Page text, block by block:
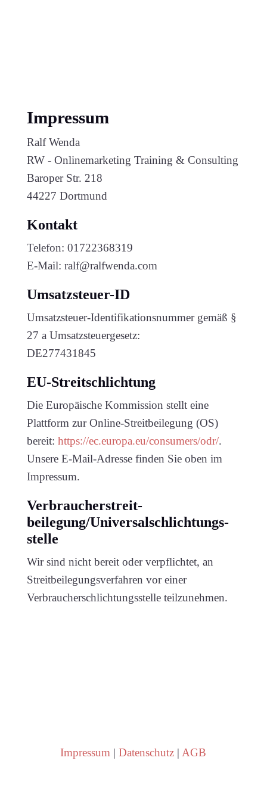
Impressum
Ralf Wenda
RW - Onlinemarketing Training & Consulting
Baroper Str. 218
44227 Dortmund
Kontakt
Telefon: 01722368319
E-Mail: ralf@ralfwenda.com
Umsatzsteuer-ID
Umsatzsteuer-Identifikationsnummer gemäß §
27 a Umsatzsteuergesetz:
DE277431845
EU-Streitschlichtung
Die Europäische Kommission stellt eine
Plattform zur Online-Streitbeilegung (OS)
bereit: https://ec.europa.eu/consumers/odr/.
Unsere E-Mail-Adresse finden Sie oben im
Impressum.
Verbraucher­streit­
beilegung/Universal­schlichtungs­
stelle
Wir sind nicht bereit oder verpflichtet, an
Streitbeilegungsverfahren vor einer
Verbraucherschlichtungsstelle teilzunehmen.
Impressum |Datenschutz | AGB